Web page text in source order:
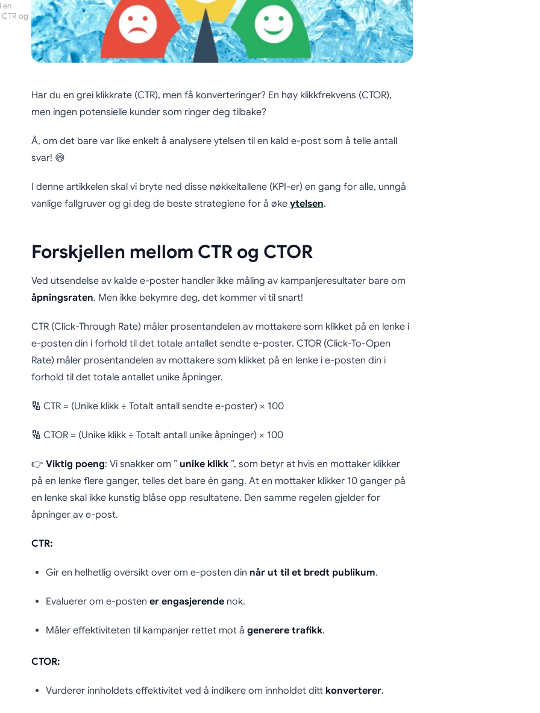
en
og
Har du en grei klikkrate (CTR), men få konverteringer? En høy klikkfrekvens (CTOR),
men ingen potensielle kunder som ringer deg tilbake?
Å, om det bare var like enkelt å analysere ytelsen til en kald e-post som å telle antall
svar! 😅
I denne artikkelen skal vi bryte ned disse nøkkeltallene (KPI-er) en gang for alle, unngå
vanlige fallgruver og gi deg de beste strategiene for å øke ytelsen.
Forskjellen mellom CTR og CTOR
Ved utsendelse av kalde e-poster handler ikke måling av kampanjeresultater bare om
åpningsraten. Men ikke bekymre deg, det kommer vi til snart!
CTR (Click-Through Rate) måler prosentandelen av mottakere som klikket på en lenke i
e-posten din i forhold til det totale antallet sendte e-poster. CTOR (Click-To-Open
Rate) måler prosentandelen av mottakere som klikket på en lenke i e-posten din i
forhold til det totale antallet unike åpninger.
🔢 CTR = (Unike klikk ÷ Totalt antall sendte e-poster) × 100
🔢 CTOR = (Unike klikk ÷ Totalt antall unike åpninger) × 100
👉 Viktig poeng: Vi snakker om ” unike klikk”, som betyr at hvis en mottaker klikker
på en lenke flere ganger, telles det bare én gang. At en mottaker klikker 10 ganger på
en lenke skal ikke kunstig blåse opp resultatene. Den samme regelen gjelder for
åpninger av e-post.
CTR:
Gir en helhetlig oversikt over om e-posten din når ut til et bredt publikum.
Evaluerer om e-posten er engasjerendenok.
Måler effektiviteten til kampanjer rettet mot å generere trafikk.
CTOR:
Vurderer innholdets effektivitet ved å indikere om innholdet ditt konverterer.